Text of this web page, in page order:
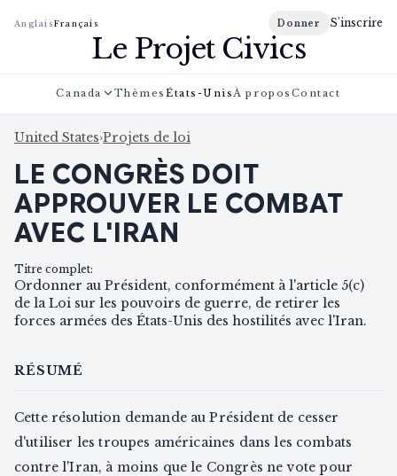
AnglaisFrançais Donner S'inscrire
Le Projet Civics
Canada Thèmes États-Unis À propos Contact
United States›Projets de loi
LE CONGRÈS DOIT
APPROUVER LE COMBAT
AVEC L'IRAN
Titre complet:
Ordonner au Président, conformément à l'article 5(c)
de la Loi sur les pouvoirs de guerre, de retirer les
forces armées des États-Unis des hostilités avec l'Iran.
RÉSUMÉ
Cette résolution demande au Président de cesser
d'utiliser les troupes américaines dans les combats
contre l'Iran, à moins que le Congrès ne vote pour